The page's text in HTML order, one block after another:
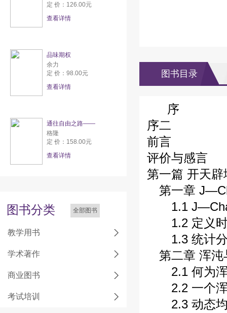
定 价：126.00元
查看详情
品味期权
余力
定 价：98.00元
查看详情
通往自由之路——
格隆
定 价：158.00元
查看详情
图书分类 全部图书
教学用书
学术著作
商业图书
考试培训
图书目录
序
序二
前言
评价与感言
第一篇 开天辟
第一章
1.1
1.2 定义时
1.3 统计分
第二章 浑沌
2.1 何为
2.2 一个浑
2.3 动态